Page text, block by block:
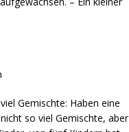
Gemischte: Haben eine
so viel Gemischte, aber